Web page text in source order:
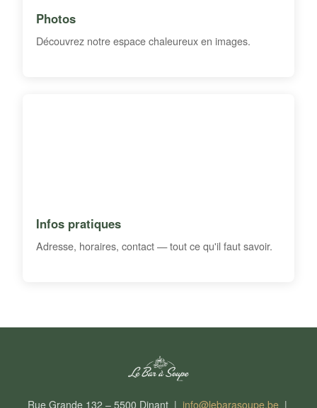
Photos
Découvrez notre espace chaleureux en images.
Infos pratiques
Adresse, horaires, contact — tout ce qu'il faut savoir.
Rue Grande 132 – 5500 Dinant | info@lebarasoupe.be|